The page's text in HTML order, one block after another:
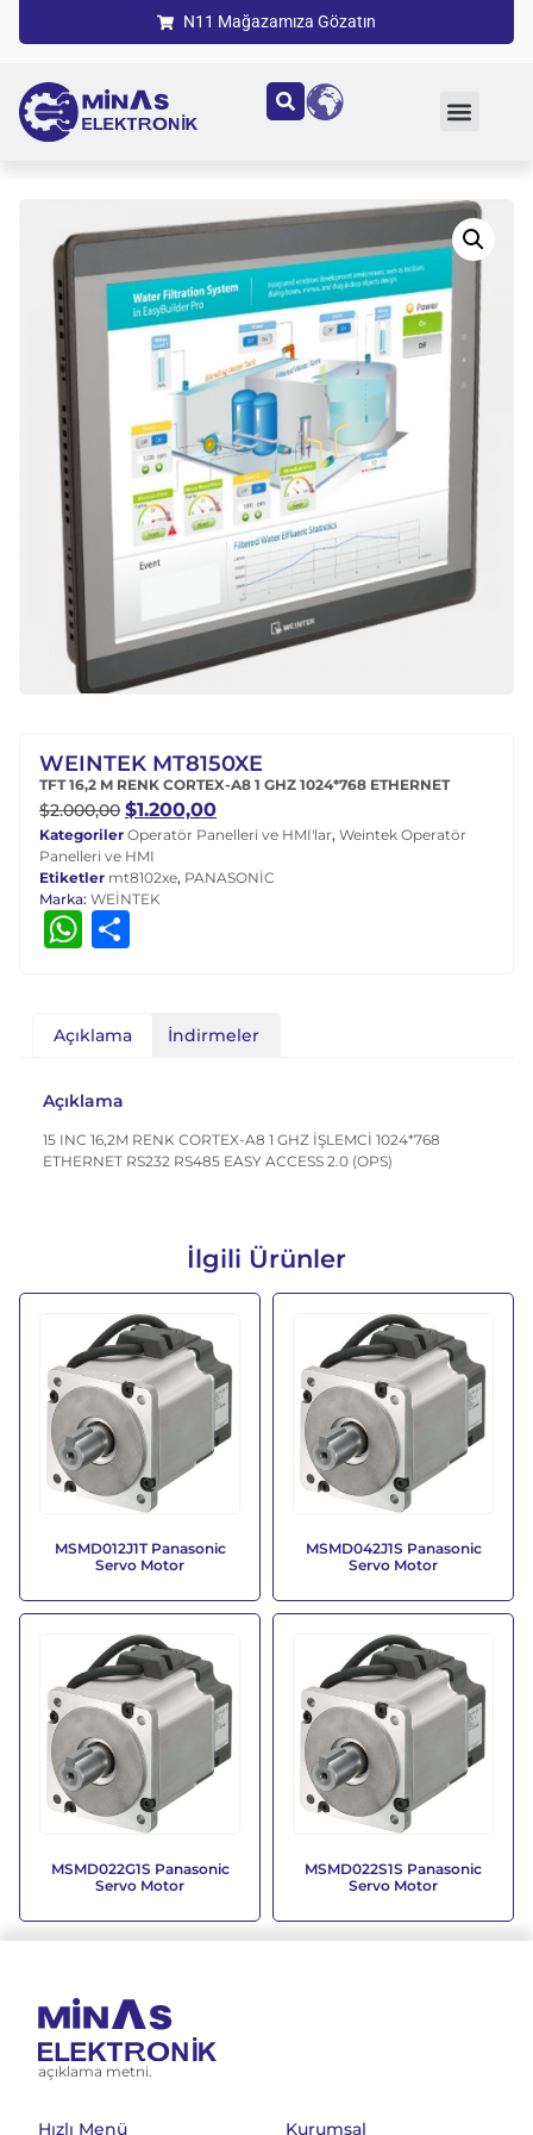
N11 Mağazamıza Gözatın
WEINTEK MT8150XE
TFT 16,2 M RENK CORTEX-A8 1 GHZ 1024*768 ETHERNET
$2.000,00 $1.200,00
Kategoriler Operatör Panelleri ve HMI'lar, Weintek Operatör
Panelleri ve HMI
Etiketler mt8102xe, PANASONİC
Marka: WEİNTEK
WhatsApp
Açıklama İndirmeler
Açıklama
15 INC 16,2M RENK CORTEX-A8 1 GHZ İŞLEMCİ 1024*768
ETHERNET RS232 RS485 EASY ACCESS 2.0 (OPS)
İlgili Ürünler
MSMD012J1T Panasonic
Servo Motor
MSMD042J1S Panasonic
Servo Motor
MSMD022G1S Panasonic
Servo Motor
MSMD022S1S Panasonic
Servo Motor
açıklama metni.
Hızlı Menü Kurumsal